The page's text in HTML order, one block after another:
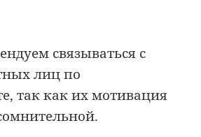
связываться с
лиц по
так как их мотивация